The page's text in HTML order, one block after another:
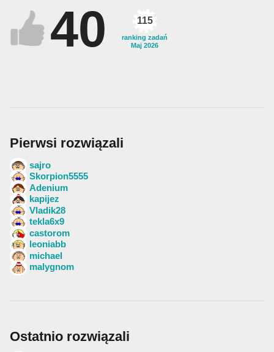
40 115
ranking zadań
Maj 2026
Pierwsi rozwiązali
sajro
Skorpion5555
Adenium
kapijez
Vladik28
tekla6x9
castorom
leoniabb
michael
malygnom
Ostatnio rozwiązali